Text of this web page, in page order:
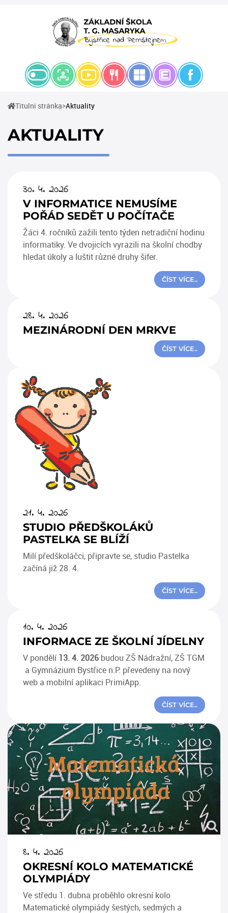
Titulní stránka(current)
Aktuality
AKTUALITY
30. 4. 2026
V INFORMATICE NEMUSÍME
POŘÁD SEDĚT U POČÍTAČE
Žáci 4. ročníků zažili tento týden netradiční hodinu
informatiky. Ve dvojicích vyrazili na školní chodby
hledat úkoly a luštit různé druhy šifer.
ČÍST VÍCE..
28. 4. 2026
MEZINÁRODNÍ DEN MRKVE
ČÍST VÍCE..
21. 4. 2026
STUDIO PŘEDŠKOLÁKŮ
PASTELKA SE BLÍŽÍ
Milí předškoláčci, připravte se, studio Pastelka
začíná již 28. 4.
ČÍST VÍCE..
10. 4. 2026
INFORMACE ZE ŠKOLNÍ JÍDELNY
V pondělí13. 4. 2026 budou ZŠ Nádražní, ZŠ TGM
a Gymnázium Bystřice n.P. převedeny na nový
web a mobilní aplikaci PrimiApp.
ČÍST VÍCE..
8. 4. 2026
OKRESNÍ KOLO MATEMATICKÉ
OLYMPIÁDY
Ve středu 1. dubna proběhlo okresní kolo
Matematické olympiády šestých, sedmých a